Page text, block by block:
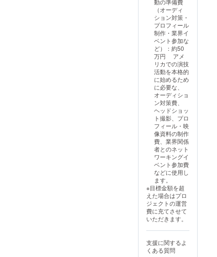
動の準備費
（オーディ
ション対策・
プロフィール
制作・業界イ
ベント参加な
ど）：約50
万円 アメ
リカでの演技
活動を本格的
に始めるため
に必要な、
オーディショ
ン対策費、
ヘッドショッ
ト撮影、プロ
フィール・映
像資料の制作
費、業界関係
者とのネット
ワーキングイ
ベント参加費
などに使用し
ます。
※目標金額を超
えた場合はプロ
ジェクトの運営
費に充てさせて
いただきます。
支援に関するよ
くある質問